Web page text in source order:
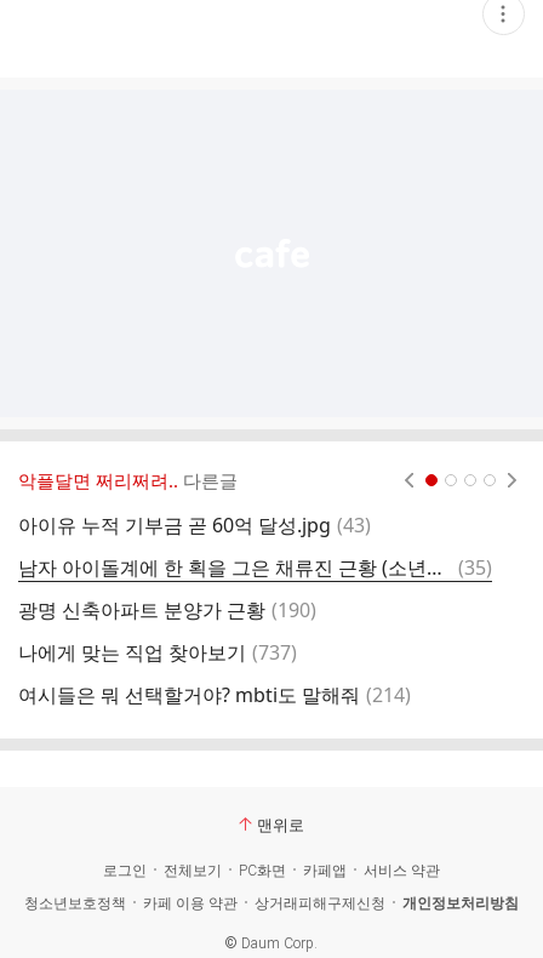
현
재
악플달면 쩌리쩌려.. 다른글
아이유 누적 기부금 곧 60억 달성.jpg 댓
(43)
남자 아이돌계에 한 획을 그은 채류진 근황 (소년24)
댓
글
(35)
광명 신축아파트 분양가 근황 댓
(190)
나에게 맞는 직업 찾아보기 댓
(737)
여시들은 뭐 선택할거야? mbti도 말해줘 댓
(214)
맨위로
로그인 전체보기 PC화면 카페앱
서비스 약관
청소년보호정책
카페 이용 약관 상거래피해구제신청 개인정보처리방침
© Daum Corp.